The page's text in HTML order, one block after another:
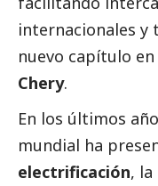
internacionales y
nuevo capítulo en
Chery.
En los últimos
mundial ha
electrificación, la